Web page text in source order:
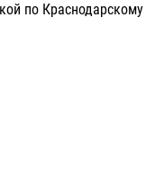
по Краснодарскому